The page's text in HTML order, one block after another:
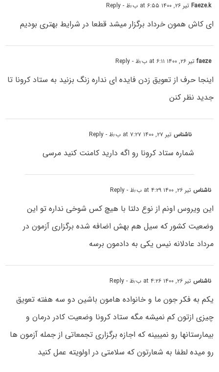
Faeze.kتیر ۲۶, ۱۴۰۰ at ۶:۵۵ ب٫ظ - Reply
ای کاش همون خرداد برگزار میشد قطعا در شرایط بهتری بودیم
faezeتیر ۲۶, ۱۴۰۰ at ۶:۱۱ ب٫ظ - Reply
اینجا حرف از تعویق زدن فایده ای نداره زنگ بزنید به ستاد کرونا تا
جدید نظر کنن
ناشناس تیر ۲۷, ۱۴۰۰ at ۷:۲۷ ب٫ظ - Reply
شماره ستاد کرونا رو اگه دارید کامنت کنید مرسی
ناشناس تیر ۲۶, ۱۴۰۰ at ۴:۲۹ ب٫ظ - Reply
این ویروس اونم از نوع دلتا با هیچ کس شوخی نداره تو این
وضعیت کشور که سیل هم بهش اضافه شده برگزاری آزمون در
مرداد عادلانه نیس یکی به دادمون برسه
ناشناس تیر ۲۶, ۱۴۰۰ at ۴:۲۶ ب٫ظ - Reply
یکم به فکر جون ما و خانواده هامون باشین دو سه هفته تعویق
چیزی ازتون کم نمیشه مگه ستاد کرونا وضعیت کادر درمان و
بیمارستانها رو نمیبینه که اجازه برگزاری تجمعاتی از جمله آزمون ها
رو میده لطفا به شعارتون که سلامتی در اولویته عمل کنید